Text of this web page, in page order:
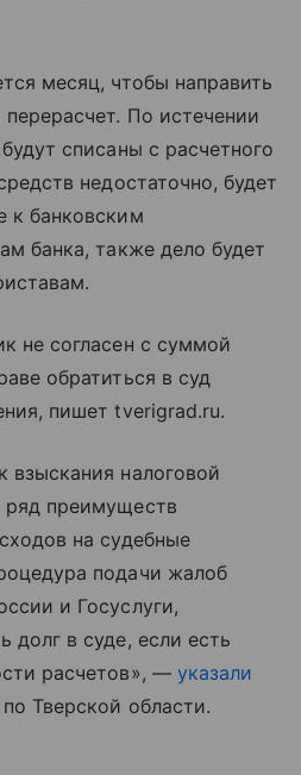
месяц, чтобы направить
По истечении
списаны с расчетного
недостаточно, будет
к банковским
банка, также дело будет
не согласен с суммой
обратиться в суд
пишет tverigrad.ru.
взыскания налоговой
ряд преимуществ
на судебные
подачи жалоб
и Госуслуги,
долг в суде, если есть
расчетов», —указали
Тверской области.